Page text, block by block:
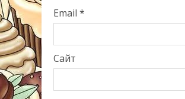
Email *
Сайт